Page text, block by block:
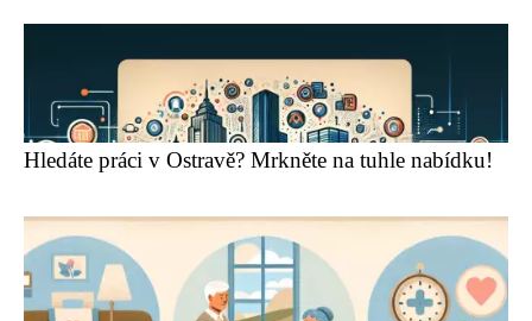
Hledáte práci v Ostravě? Mrkněte na tuhle nabídku!